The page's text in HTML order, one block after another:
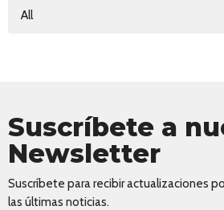
All
Suscríbete a
Newsletter
Suscríbete para recibir actualizaciones
las últimas noticias.